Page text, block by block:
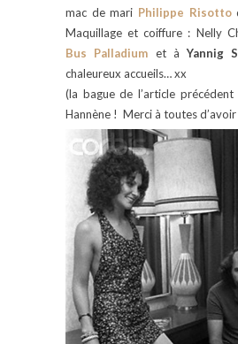
mac de mari Philippe Risotto
Maquillage et coiffure : Nelly
Bus Palladium et àYannig
chaleureux accueils… xx
(la bague de l’article
Hannène ! Merci à toutes